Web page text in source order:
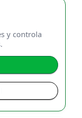
y controla